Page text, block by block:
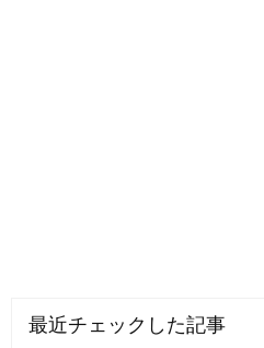
最近チェックした記事